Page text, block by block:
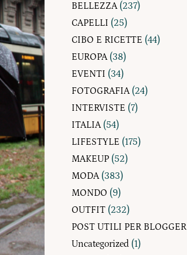
BELLEZZA(237)
CAPELLI (25)
CIBO E RICETTE (44)
EUROPA(38)
EVENTI (34)
FOTOGRAFIA(24)
INTERVISTE (7)
ITALIA(54)
LIFESTYLE (175)
MAKEUP (52)
MODA(383)
MONDO (9)
OUTFIT (232)
POST UTILI PER BLOGGER
Uncategorized (1)